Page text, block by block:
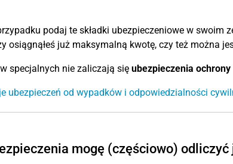
podaj te składki ubezpieczeniowe w swoim
osiągnąłeś już maksymalną kwotę, czy też można
specjalnych nie zaliczają się ubezpieczenia
ubezpieczeń od wypadków i odpowiedzialności
mogę (częściowo)